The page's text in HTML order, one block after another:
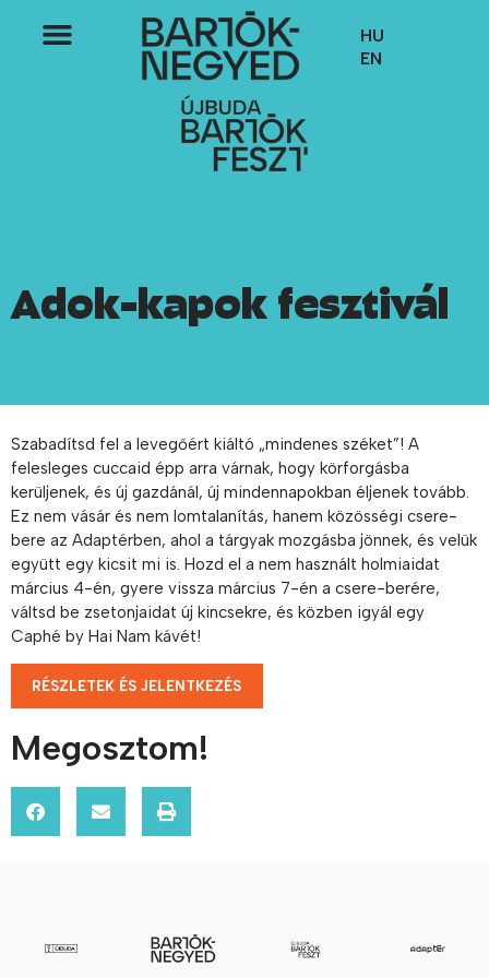
HU
EN
Adok-kapok fesztivál
Szabadítsd fel a levegőért kiáltó „mindenes széket”! A
felesleges cuccaid épp arra várnak, hogy körforgásba
kerüljenek, és új gazdánál, új mindennapokban éljenek tovább.
Ez nem vásár és nem lomtalanítás, hanem közösségi csere-
bere az Adaptérben, ahol a tárgyak mozgásba jönnek, és velük
együtt egy kicsit mi is. Hozd el a nem használt holmiaidat
március 4-én, gyere vissza március 7-én a csere-berére,
váltsd be zsetonjaidat új kincsekre, és közben igyál egy
Caphé by Hai Nam kávét!
RÉSZLETEK ÉS JELENTKEZÉS
Megosztom!